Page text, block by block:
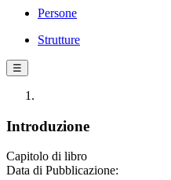
Persone
Strutture
☰
Introduzione
Capitolo di libro
Data di Pubblicazione: